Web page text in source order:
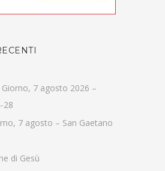
Giorno, 7 agosto 2026 –
28
7 agosto – San Gaetano
di Gesù